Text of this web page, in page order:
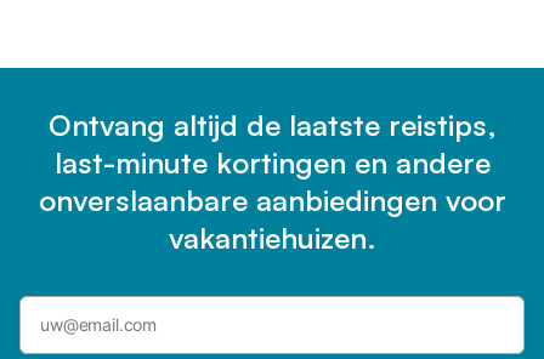
Ontvang altijd de laatste reistips,
last-minute kortingen en andere
onverslaanbare aanbiedingen voor
vakantiehuizen.